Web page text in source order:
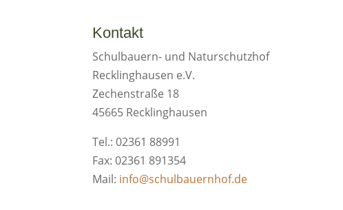
Kontakt
Schulbauern- und Naturschutzhof
Recklinghausen e.V.
Zechenstraße 18
45665 Recklinghausen
Tel.: 02361 88991
Fax: 02361 891354
Mail: info@schulbauernhof.de